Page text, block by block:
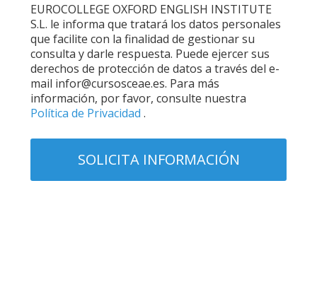
EUROCOLLEGE OXFORD ENGLISH INSTITUTE
S.L. le informa que tratará los datos personales
que facilite con la finalidad de gestionar su
consulta y darle respuesta. Puede ejercer sus
derechos de protección de datos a través del e-
mail infor@cursosceae.es. Para más
información, por favor, consulte nuestra
Política de Privacidad .